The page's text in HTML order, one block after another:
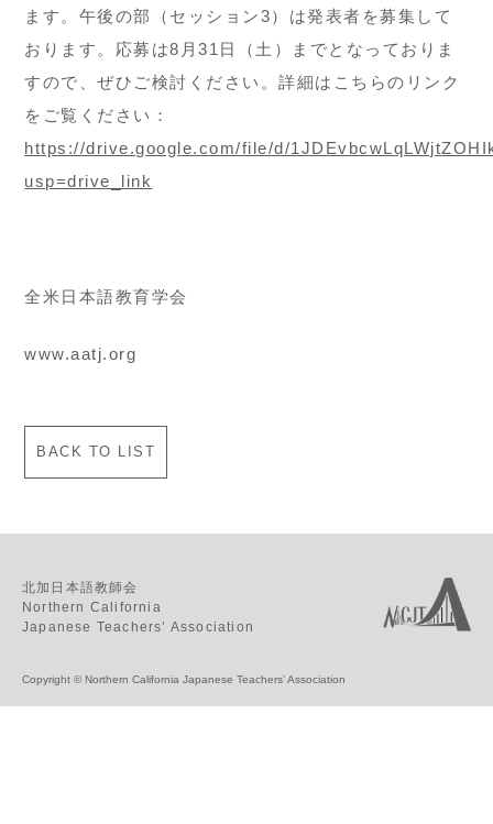
ます。午後の部（セッション3）は発表者を募集して
おります。応募は8月31日（土）までとなっておりま
すので、ぜひご検討ください。詳細はこちらのリンク
をご覧ください：
https://drive.google.com/file/d/
usp=drive_link
全米日本語教育学会
www.aatj.org
BACK TO LIST
北加日本語教師会
Northern California
Japanese Teachers’ Association
Copyright © Northern California Japanese Teachers’ Association